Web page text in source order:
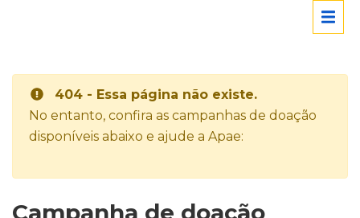
404 - Essa página não existe.
No entanto, confira as campanhas de doação
disponíveis abaixo e ajude a Apae:
Campanha de doação